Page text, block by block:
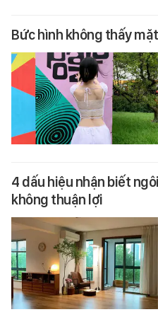
Bức hình không thấy
4 dấu hiệu nhận biết
không thuận lợi